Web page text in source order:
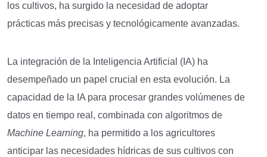
los cultivos, ha surgido la necesidad de adoptar
prácticas más precisas y tecnológicamente avanzadas.
La integración de la Inteligencia Artificial (IA) ha
desempeñado un papel crucial en esta evolución. La
capacidad de la IA para procesar grandes volúmenes de
datos en tiempo real, combinada con algoritmos de
Machine Learning, ha permitido a los agricultores
anticipar las necesidades hídricas de sus cultivos con